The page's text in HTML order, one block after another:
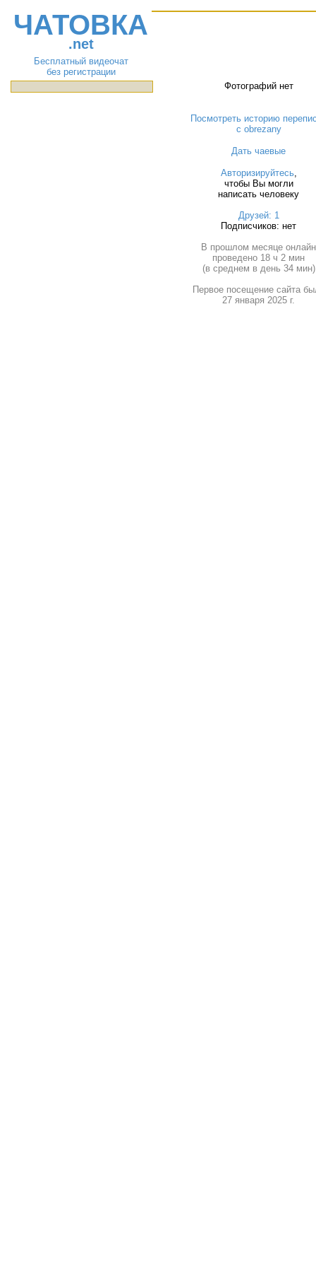
ЧАТОВКА
.net
Бесплатный видеочат
без регистрации
Фотографий нет
Посмотреть историю
с obrezany
Дать чаевые
Авторизируйтесь,
чтобы Вы могли
написать человеку
Друзей: 1
Подписчиков: нет
В прошлом месяце онлайн
проведено 18 ч 2 мин
(в среднем в день 34 мин)
Первое посещение сайта
27 января 2025 г.